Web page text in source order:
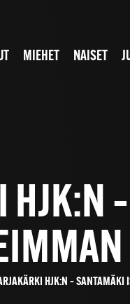
MIEHET NAISET
HJK:N
HJK:N –